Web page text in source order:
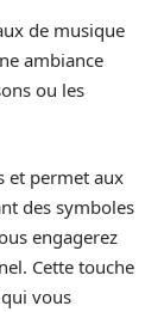
de musique
ambiance
ou les
et permet aux
des symboles
engagerez
Cette touche
vous